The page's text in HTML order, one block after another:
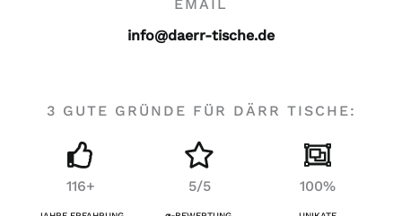
EMAIL
info@daerr-tische.de
3 GUTE GRÜNDE FÜR DÄRR TISCHE:
116+ 5/5 100%